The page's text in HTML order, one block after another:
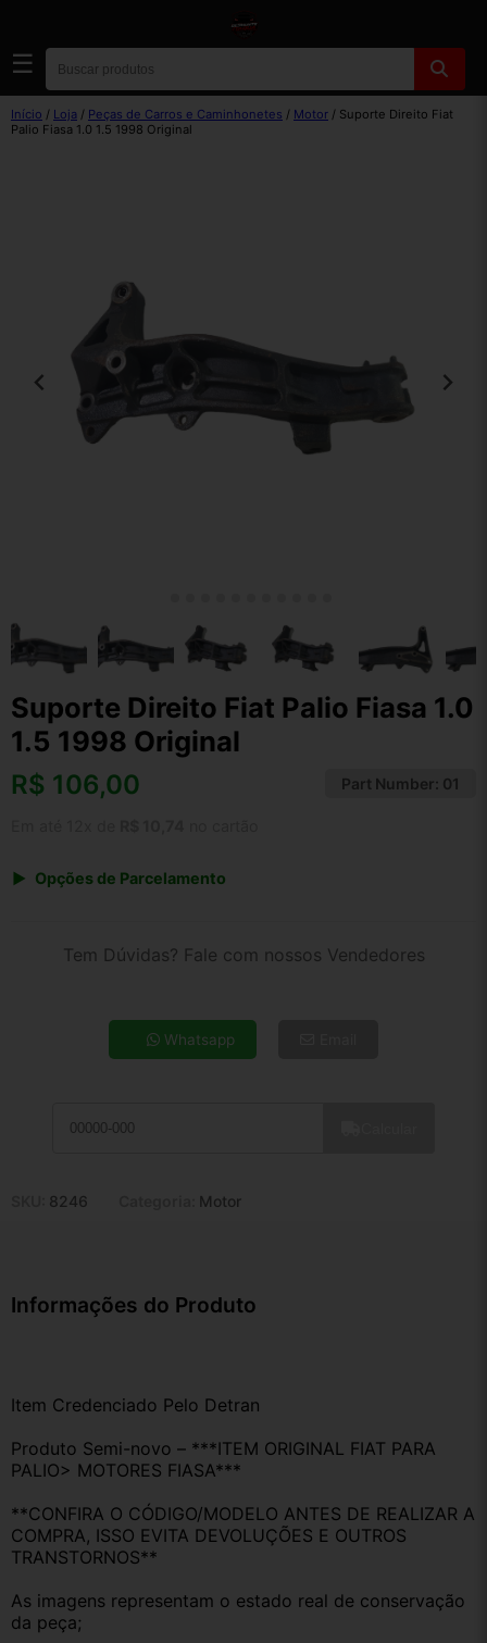
☰
Início / Loja / Peças de Carros e Caminhonetes / Motor / Suporte Direito Fiat
Palio Fiasa 1.0 1.5 1998 Original
Suporte Direito Fiat Palio Fiasa 1.0
1.5 1998 Original
R$ 106,00 Part Number: 01
Opções de Parcelamento
5x de R$ 23,81
6x de R$ 20,08
9x de R$ 13,86
Tem Dúvidas? Fale com nossos Vendedores
Whatsapp
8246 Motor
Informações do Produto
Item Credenciado Pelo Detran
Produto Semi-novo – ***ITEM ORIGINAL FIAT PARA
PALIO> MOTORES FIASA***
**CONFIRA O CÓDIGO/MODELO ANTES DE REALIZAR A
COMPRA, ISSO EVITA DEVOLUÇÕES E OUTROS
TRANSTORNOS**
As imagens representam o estado real de conservação
da peça;